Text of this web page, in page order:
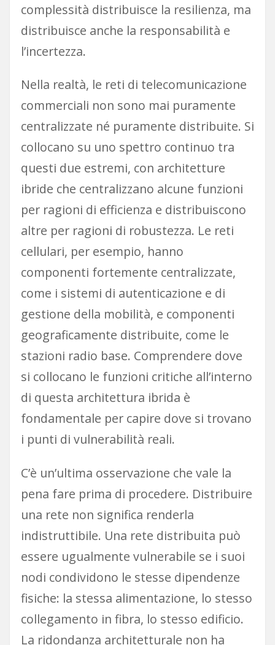
complessità distribuisce la resilienza, ma
distribuisce anche la responsabilità e
l’incertezza.
Nella realtà, le reti di telecomunicazione
commerciali non sono mai puramente
centralizzate né puramente distribuite. Si
collocano su uno spettro continuo tra
questi due estremi, con architetture
ibride che centralizzano alcune funzioni
per ragioni di efficienza e distribuiscono
altre per ragioni di robustezza. Le reti
cellulari, per esempio, hanno
componenti fortemente centralizzate,
come i sistemi di autenticazione e di
gestione della mobilità, e componenti
geograficamente distribuite, come le
stazioni radio base. Comprendere dove
si collocano le funzioni critiche all’interno
di questa architettura ibrida è
fondamentale per capire dove si trovano
i punti di vulnerabilità reali.
C’è un’ultima osservazione che vale la
pena fare prima di procedere. Distribuire
una rete non significa renderla
indistruttibile. Una rete distribuita può
essere ugualmente vulnerabile se i suoi
nodi condividono le stesse dipendenze
fisiche: la stessa alimentazione, lo stesso
collegamento in fibra, lo stesso edificio.
La ridondanza architetturale non ha